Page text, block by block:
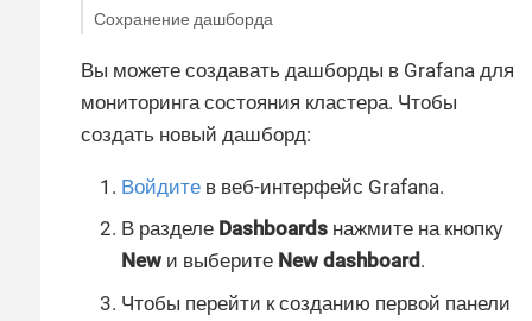
Сохранение дашборда
Вы можете создавать дашборды в Grafana для
мониторинга состояния кластера. Чтобы
создать новый дашборд:
Войдите в веб-интерфейс Grafana.
В разделе Dashboards нажмите на кнопку
New и выберите New dashboard .
Чтобы перейти к созданию первой панели